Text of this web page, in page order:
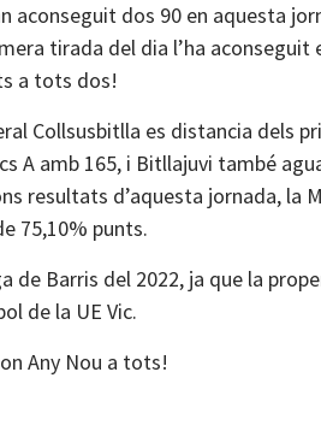
aconseguit dos 90 en aquesta
tirada del dia l’ha
a tots dos!
Collsusbitlla es distancia dels
A amb 165, i Bitllajuvi també
resultats d’aquesta jornada, la
75,10% punts.
de Barris del 2022, ja que la
de la UE Vic.
Any Nou a tots!